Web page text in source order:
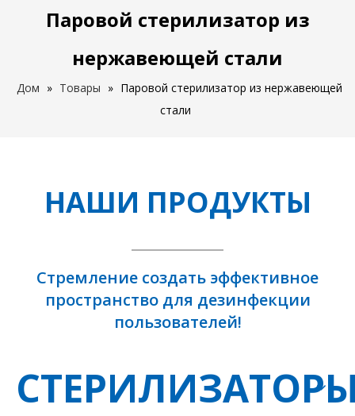
Паровой стерилизатор из
нержавеющей стали
Дом » Товары » Паровой стерилизатор из нержавеющей
стали
НАШИ ПРОДУКТЫ
Стремление создать эффективное
пространство для дезинфекции
пользователей!